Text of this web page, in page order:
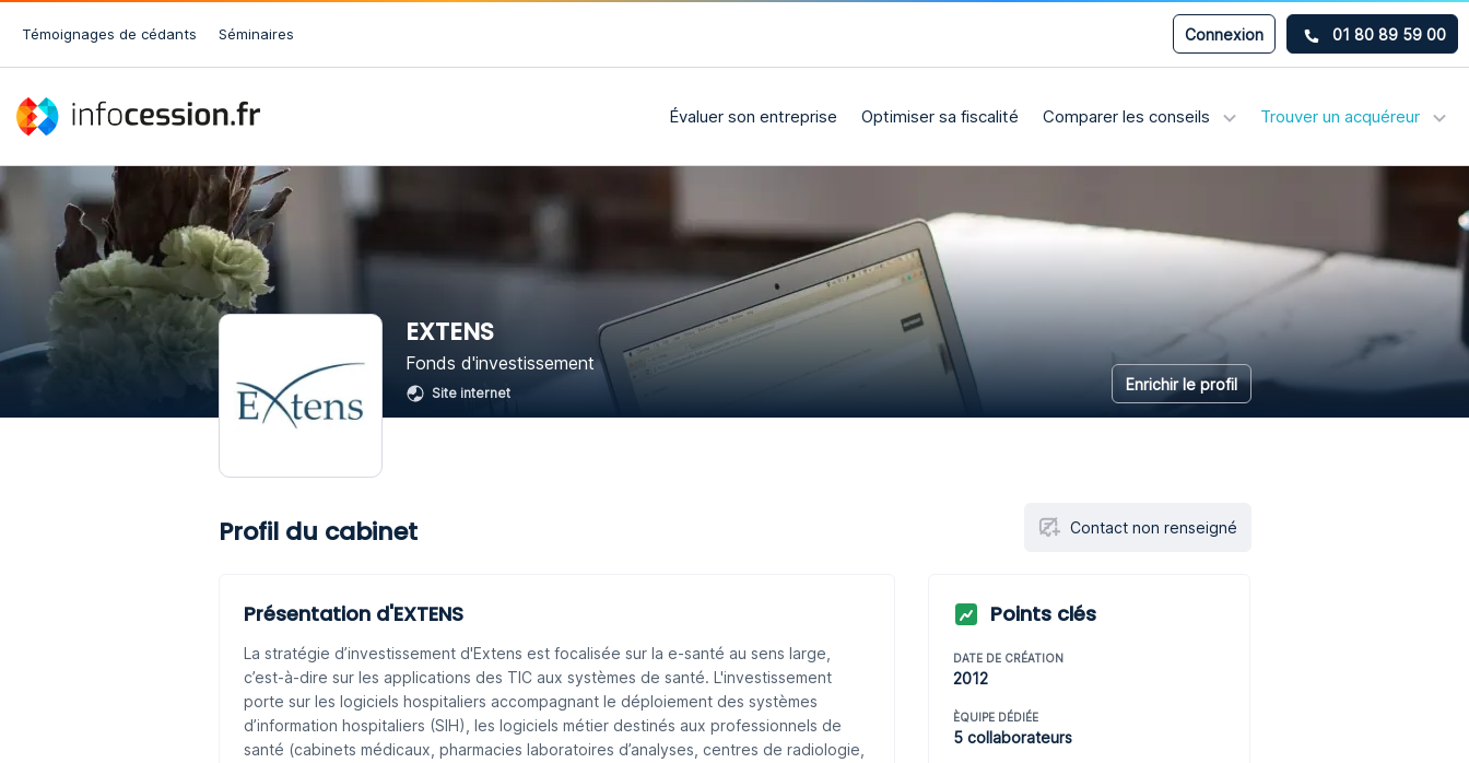
Témoignages de cédants Séminaires Connexion 01 80 89 59 00
Évaluer son entreprise Optimiser sa fiscalité Comparer les conseils Trouver un acquéreur
EXTENS
Fonds d'investissement
Site internet Enrichir le profil
Profil du cabinet Contact non renseigné
Présentation d'EXTENS
La stratégie d’investissement d'Extens est focalisée sur la e-santé au sens large,
c’est-à-dire sur les applications des TIC aux systèmes de santé. L'investissement
porte sur les logiciels hospitaliers accompagnant le déploiement des systèmes
d’information hospitaliers (SIH), les logiciels métier destinés aux professionnels de
santé (cabinets médicaux, pharmacies laboratoires d’analyses, centres de radiologie,
Points clés
DATE DE CRÉATION
2012
ÈQUIPE DÉDIÉE
5 collaborateurs